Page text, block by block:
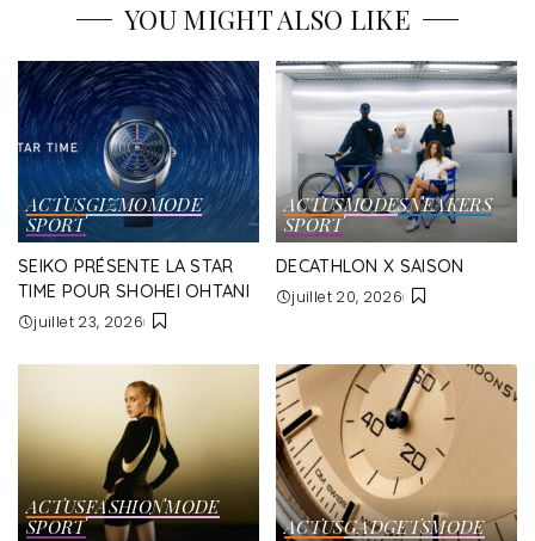
YOU MIGHT ALSO LIKE
ACTUSGIZMOMODE
SPORT
SEIKO PRÉSENTE LA STAR
TIME POUR SHOHEI OHTANI
juillet 23, 2026
ACTUSMODESNEAKERS
SPORT
DECATHLON X SAISON
juillet 20, 2026
ACTUSFASHIONMODE
SPORT
ACTUSGADGETSMODE